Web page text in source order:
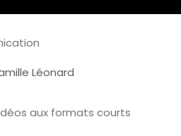
Léonard
aux formats courts